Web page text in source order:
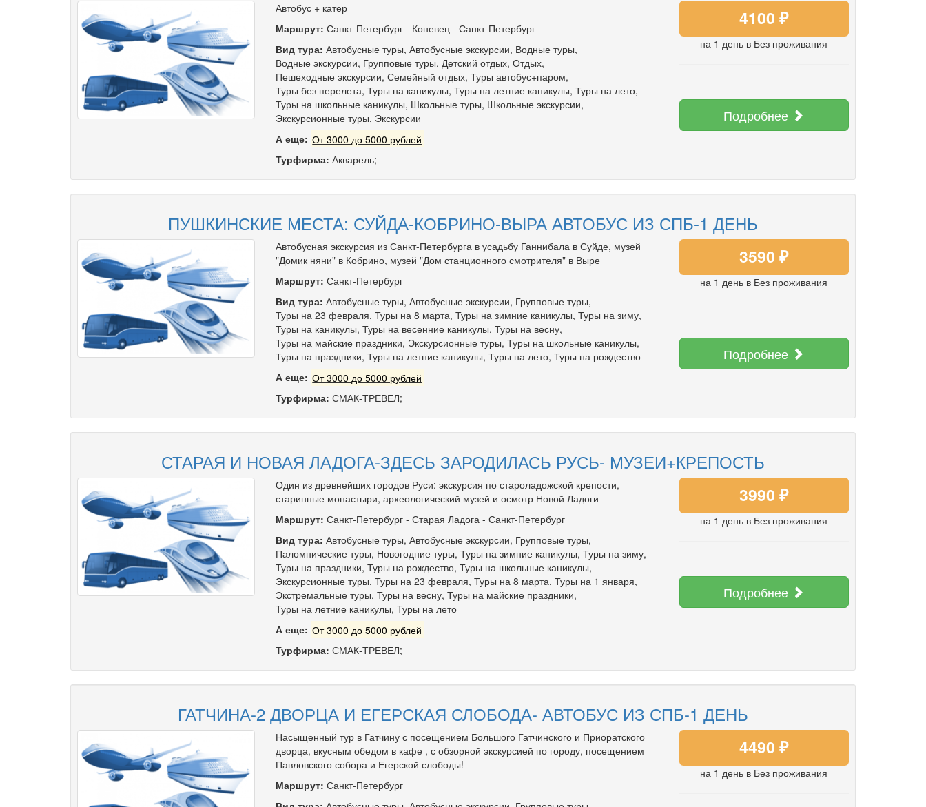
Автобус + катер
Маршрут: Санкт-Петербург- Коневец- Санкт-Петербург
Вид тура: Автобусные туры, Автобусные экскурсии, Водные туры,
Водные экскурсии, Групповые туры, Детский отдых, Отдых,
Пешеходные экскурсии, Семейный отдых, Туры автобус+паром,
Туры без перелета, Туры на каникулы, Туры на летние каникулы, Туры на лето,
Туры на школьные каникулы, Школьные туры, Школьные экскурсии,
Экскурсионные туры, Экскурсии
А еще: От 3000 до 5000 рублей
Турфирма: Акварель;
4100 ₽
на 1 день в Без проживания
Подробнее
ПУШКИНСКИЕ МЕСТА: СУЙДА-КОБРИНО-ВЫРА АВТОБУС ИЗ СПБ-1 ДЕНЬ
Автобусная экскурсия из Санкт-Петербурга в усадьбу Ганнибала в Суйде, музей
"Домик няни" в Кобрино, музей "Дом станционного смотрителя" в Выре
Маршрут: Санкт-Петербург
Вид тура: Автобусные туры, Автобусные экскурсии, Групповые туры,
Туры на 23 февраля, Туры на 8 марта, Туры на зимние каникулы, Туры на зиму,
Туры на каникулы, Туры на весенние каникулы, Туры на весну,
Туры на майские праздники, Экскурсионные туры, Туры на школьные каникулы,
Туры на праздники, Туры на летние каникулы, Туры на лето, Туры на рождество
А еще: От 3000 до 5000 рублей
Турфирма: СМАК-ТРЕВЕЛ;
3590 ₽
на 1 день в Без проживания
Подробнее
СТАРАЯ И НОВАЯ ЛАДОГА-ЗДЕСЬ ЗАРОДИЛАСЬ РУСЬ- МУЗЕИ+КРЕПОСТЬ
Один из древнейших городов Руси: экскурсия по староладожской крепости,
старинные монастыри, археологический музей и осмотр Новой Ладоги
Маршрут: Санкт-Петербург- Старая Ладога- Санкт-Петербург
Вид тура: Автобусные туры, Автобусные экскурсии, Групповые туры,
Паломнические туры, Новогодние туры, Туры на зимние каникулы, Туры на зиму,
Туры на праздники, Туры на рождество, Туры на школьные каникулы,
Экскурсионные туры, Туры на 23 февраля, Туры на 8 марта, Туры на 1 января,
Экстремальные туры, Туры на весну, Туры на майские праздники,
Туры на летние каникулы, Туры на лето
А еще: От 3000 до 5000 рублей
Турфирма: СМАК-ТРЕВЕЛ;
3990 ₽
на 1 день в Без проживания
Подробнее
ГАТЧИНА-2 ДВОРЦА И ЕГЕРСКАЯ СЛОБОДА- АВТОБУС ИЗ СПБ-1 ДЕНЬ
Насыщенный тур в Гатчину с посещением Большого Гатчинского и Приоратского
дворца, вкусным обедом в кафе , с обзорной экскурсией по городу, посещением
Павловского собора и Егерской слободы!
Маршрут: Санкт-Петербург
4490 ₽
на 1 день в Без проживания